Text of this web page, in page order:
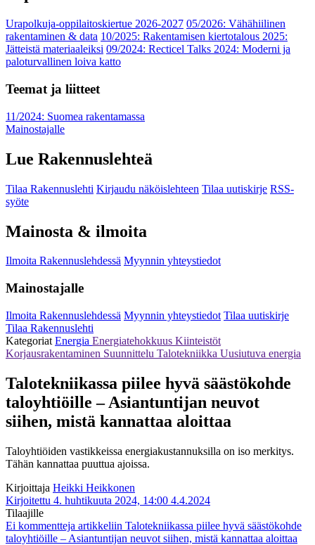
Urapolkuja-oppilaitoskiertue 2026-2027 05/2026: Vähähiilinen
rakentaminen & data 10/2025: Rakentamisen kiertotalous 2025:
Jätteistä materiaaleiksi 09/2024: Recticel Talks 2024: Moderni ja
paloturvallinen loiva katto
Teemat ja liitteet
11/2024: Suomea rakentamassa
Mainostajalle
Lue Rakennuslehteä
Tilaa Rakennuslehti Kirjaudu näköislehteen Tilaa uutiskirje RSS-
syöte
Mainosta & ilmoita
Ilmoita Rakennuslehdessä Myynnin yhteystiedot
Mainostajalle
Ilmoita Rakennuslehdessä Myynnin yhteystiedot Tilaa uutiskirje
Tilaa Rakennuslehti
Kategoriat Energia Energiatehokkuus Kiinteistöt
Korjausrakentaminen Suunnittelu Talotekniikka Uusiutuva energia
Talotekniikassa piilee hyvä säästökohde
taloyhtiöille – Asiantuntijan neuvot
siihen, mistä kannattaa aloittaa
Taloyhtiöiden vastikkeissa energiakustannuksilla on iso merkitys.
Tähän kannattaa puuttua ajoissa.
Kirjoittaja Heikki Heikkonen
Kirjoitettu 4. huhtikuuta 2024, 14:00 4.4.2024
Tilaajille
Ei kommentteja artikkeliin Talotekniikassa piilee hyvä säästökohde
taloyhtiöille – Asiantuntijan neuvot siihen, mistä kannattaa aloittaa